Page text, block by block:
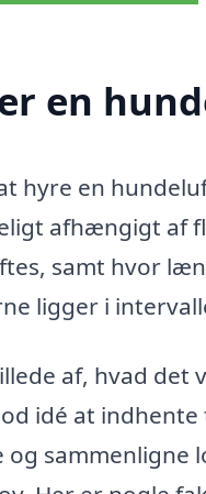
en
hyre en
afhængigt af
samt hvor
ligger i
af, hvad
idé at
og